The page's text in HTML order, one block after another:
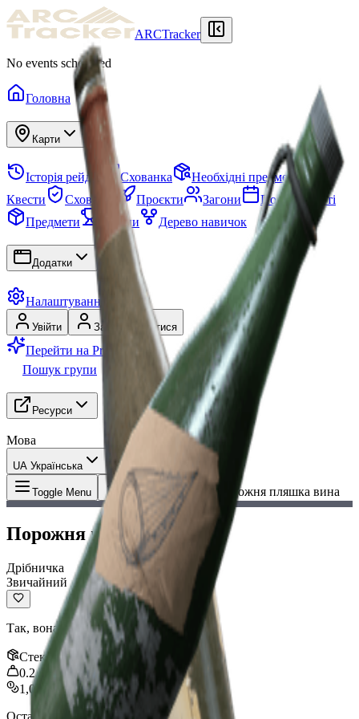
ARCTracker
No events scheduled
Головна
Карти
Історія рейдів Схованка
Необхідні предмети
Квести
Схованка Проєкти Загони
Події на карті
Предмети
Сезони Дерево навичок
Додатки
Налаштування
Увійти Зареєструватися
Перейти на Premium
Пошук групи
Ресурси
Мова
UA Українська
Toggle Menu Предмет Порожня пляшка вина
Порожня пляшка вина
Дрібничка
Звичайний
Так, вона справді порожня.
Стек:
0.2kg
1,000